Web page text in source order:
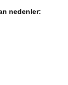
nedenler: